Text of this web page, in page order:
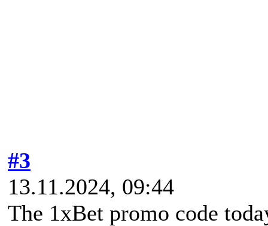
#3
13.11.2024, 09:44
The 1xBet promo code